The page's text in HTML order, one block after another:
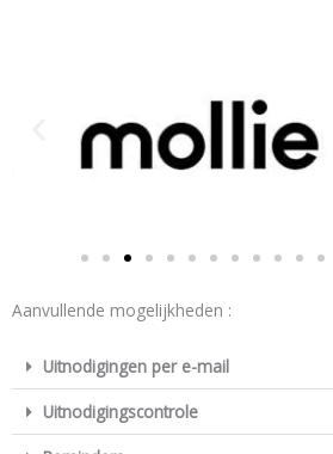
Aanvullende mogelijkheden :
Uitnodigingen per e-mail
Uitnodigingscontrole